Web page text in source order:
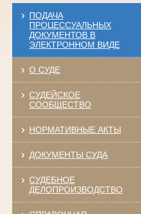
ПОДАЧА
ПРОЦЕССУАЛЬНЫХ
ДОКУМЕНТОВ В
ЭЛЕКТРОННОМ ВИДЕ
О СУДЕ
СУДЕЙСКОЕ
СООБЩЕСТВО
НОРМАТИВНЫЕ АКТЫ
ДОКУМЕНТЫ СУДА
СУДЕБНОЕ
ДЕЛОПРОИЗВОДСТВО